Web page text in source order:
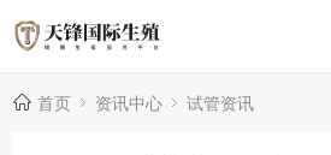
首页 资讯中心 试管资讯